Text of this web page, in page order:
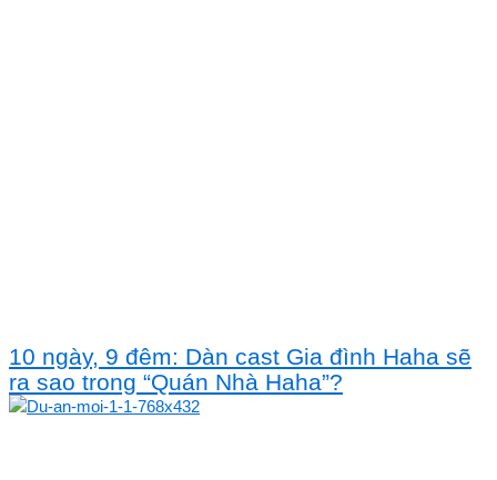
10 ngày, 9 đêm: Dàn cast Gia đình Haha sẽ
ra sao trong “Quán Nhà Haha”?